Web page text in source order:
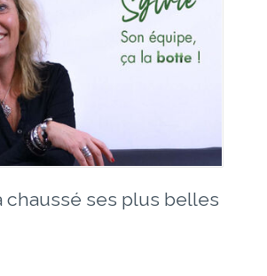
chaussé ses plus belles